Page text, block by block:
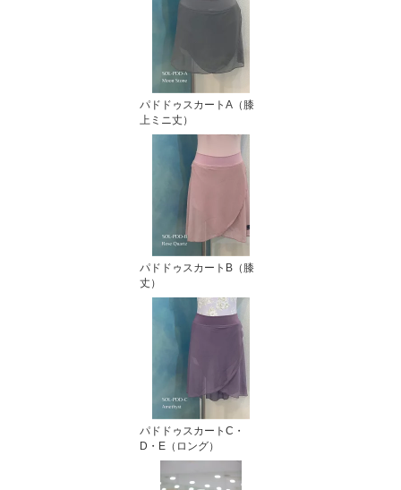
パドドゥスカートA（膝
上ミニ丈）
パドドゥスカートB（膝
丈）
パドドゥスカートC・
D・E（ロング）